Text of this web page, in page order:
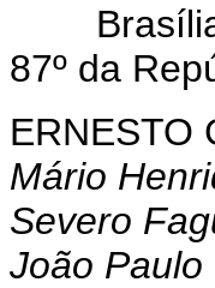
Brasília,
87º da
ERNESTO
Mário
Severo
João Paulo